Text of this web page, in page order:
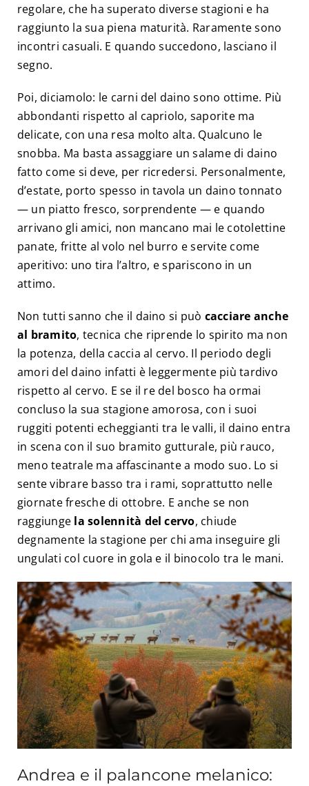
regolare, che ha superato diverse stagioni e ha
raggiunto la sua piena maturità. Raramente sono
incontri casuali. E quando succedono, lasciano il
segno.
Poi, diciamolo: le carni del daino sono ottime. Più
abbondanti rispetto al capriolo, saporite ma
delicate, con una resa molto alta. Qualcuno le
snobba. Ma basta assaggiare un salame di daino
fatto come si deve, per ricredersi. Personalmente,
d’estate, porto spesso in tavola un daino tonnato
— un piatto fresco, sorprendente — e quando
arrivano gli amici, non mancano mai le cotolettine
panate, fritte al volo nel burro e servite come
aperitivo: uno tira l’altro, e spariscono in un
attimo.
Non tutti sanno che il daino si può cacciare anche
al bramito, tecnica che riprende lo spirito ma non
la potenza, della caccia al cervo. Il periodo degli
amori del daino infatti è leggermente più tardivo
rispetto al cervo. E se il re del bosco ha ormai
concluso la sua stagione amorosa, con i suoi
ruggiti potenti echeggianti tra le valli, il daino entra
in scena con il suo bramito gutturale, più rauco,
meno teatrale ma affascinante a modo suo. Lo si
sente vibrare basso tra i rami, soprattutto nelle
giornate fresche di ottobre. E anche se non
raggiunge la solennità del cervo, chiude
degnamente la stagione per chi ama inseguire gli
ungulati col cuore in gola e il binocolo tra le mani.
Andrea e il palancone melanico: